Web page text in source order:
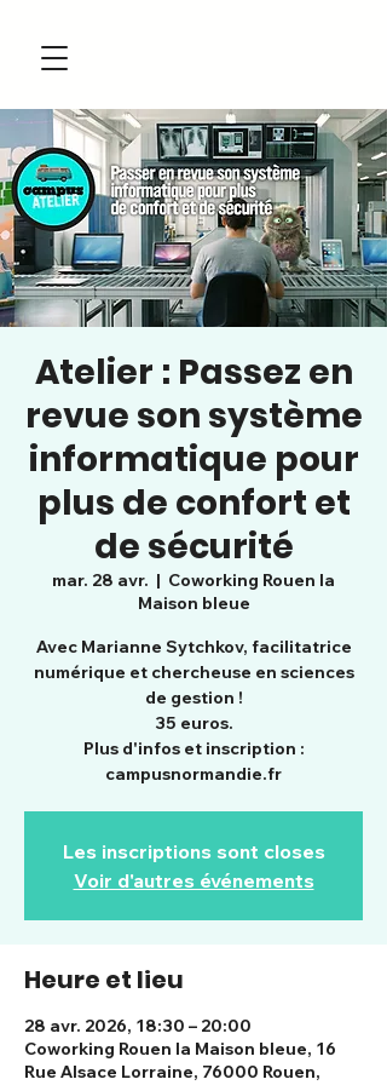
Atelier : Passez en
revue son système
informatique pour
plus de confort et
de sécurité
mar. 28 avr.
  |
Coworking Rouen la
Maison bleue
Avec Marianne Sytchkov, facilitatrice
numérique et chercheuse en sciences
de gestion !
35 euros.
Plus d'infos et inscription :
campusnormandie.fr
Les inscriptions sont closes
Voir d'autres événements
Heure et lieu
28 avr. 2026, 18:30 – 20:00
Coworking Rouen la Maison bleue, 16
Rue Alsace Lorraine, 76000 Rouen,